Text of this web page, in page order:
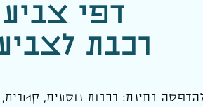
דפי
רכבת
בחינם: רכבות נוסעים,